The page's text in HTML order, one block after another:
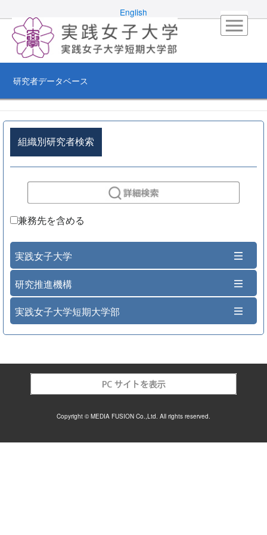
English
研究者データベース
組織別研究者検索
兼務先を含める
実践女子大学
研究推進機構
実践女子大学短期大学部
Copyright © MEDIA FUSION Co.,Ltd. All rights reserved.